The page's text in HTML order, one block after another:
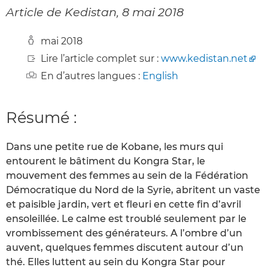
Article de Kedistan, 8 mai 2018
mai 2018
Lire l’article complet sur : www.kedistan.net
En d’autres langues : English
Résumé :
Dans une petite rue de Kobane, les murs qui
entourent le bâtiment du Kongra Star, le
mouvement des femmes au sein de la Fédération
Démocratique du Nord de la Syrie, abritent un vaste
et paisible jardin, vert et fleuri en cette fin d’avril
ensoleillée. Le calme est troublé seulement par le
vrombissement des générateurs. A l’ombre d’un
auvent, quelques femmes discutent autour d’un
thé. Elles luttent au sein du Kongra Star pour